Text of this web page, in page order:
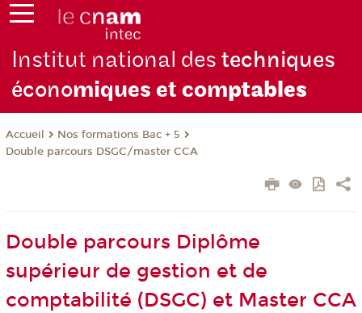
Institut national destechniques
économiques et comptables
Accueil
Nos formations Bac + 5
Double parcours DSGC/master CCA
Double parcours Diplôme
supérieur de gestion et de
comptabilité (DSGC) et Master CCA